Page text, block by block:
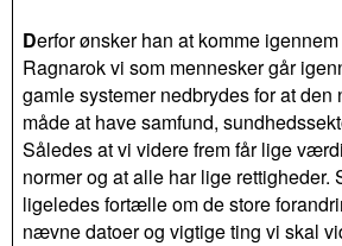
Derfor ønsker han at komme
Ragnarok vi som mennesker går
gamle systemer nedbrydes for at den
måde at have samfund,
Således at vi videre frem får lige
normer og at alle har lige rettigheder.
ligeledes fortælle om de store
nævne datoer og vigtige ting vi skal